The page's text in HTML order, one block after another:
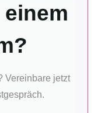
Vereinbare jetzt